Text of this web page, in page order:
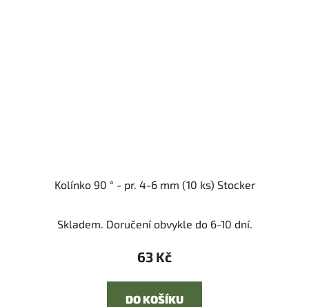
Kolínko 90 ° - pr. 4-6 mm (10 ks) Stocker
Skladem. Doručení obvykle do 6-10 dní.
63 Kč
DO KOŠÍKU